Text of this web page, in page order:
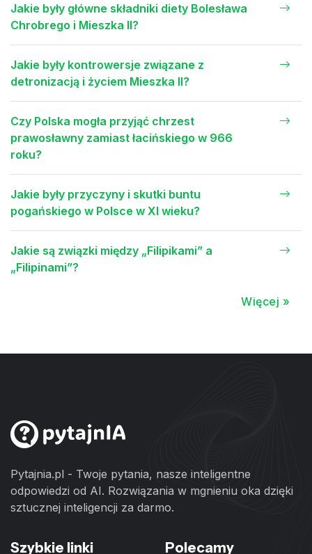
Jakie były główne składniki diety Bolesława
Chrobrego i Mieszka II?
Jakie były kontrowersje związane z
detronizacją i życiem Mieszka II?
Czy Polska mogła przyjąć chrzest
prawosławny zamiast łacińskiego w 966
roku?
Jakie były przyczyny i skutki buntu
pogańskiego w Polsce w XI wieku?
Jakie są związki między „Filipikami” a
„Filipinami”?
Więcej »
Pytajnia.pl - Twoje pytania, nasze inteligentne
odpowiedzi od AI. Rozwiązania w mgnieniu oka dzięki
sztucznej inteligencji za darmo.
Szybkie linki Polecamy